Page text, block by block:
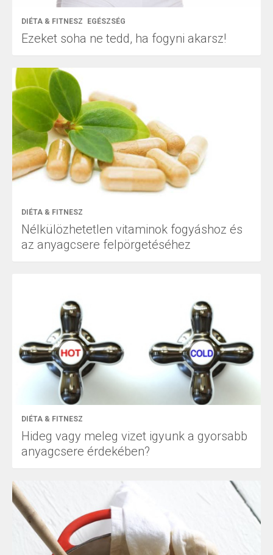
DIÉTA & FITNESZ EGÉSZSÉG
Ezeket soha ne tedd, ha fogyni akarsz!
DIÉTA & FITNESZ
Nélkülözhetetlen vitaminok fogyáshoz és
az anyagcsere felpörgetéséhez
DIÉTA & FITNESZ
Hideg vagy meleg vizet igyunk a gyorsabb
anyagcsere érdekében?